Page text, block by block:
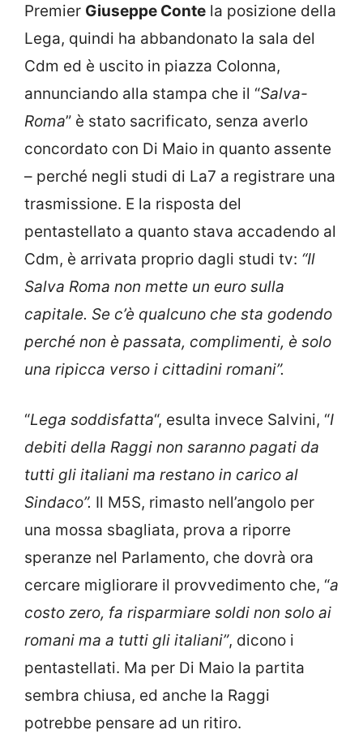
Premier Giuseppe Conte la posizione della
Lega, quindi ha abbandonato la sala del
Cdm ed è uscito in piazza Colonna,
annunciando alla stampa che il “Salva-
Roma” è stato sacrificato, senza averlo
concordato con Di Maio in quanto assente
– perché negli studi di La7 a registrare una
trasmissione. E la risposta del
pentastellato a quanto stava accadendo al
Cdm, è arrivata proprio dagli studi tv: “Il
Salva Roma non mette un euro sulla
capitale. Se c’è qualcuno che sta godendo
perché non è passata, complimenti, è solo
una ripicca verso i cittadini romani”.
“Lega soddisfatta“, esulta invece Salvini, “I
debiti della Raggi non saranno pagati da
tutti gli italiani ma restano in carico al
Sindaco”. Il M5S, rimasto nell’angolo per
una mossa sbagliata, prova a riporre
speranze nel Parlamento, che dovrà ora
cercare migliorare il provvedimento che, “a
costo zero, fa risparmiare soldi non solo ai
romani ma a tutti gli italiani”, dicono i
pentastellati. Ma per Di Maio la partita
sembra chiusa, ed anche la Raggi
potrebbe pensare ad un ritiro.